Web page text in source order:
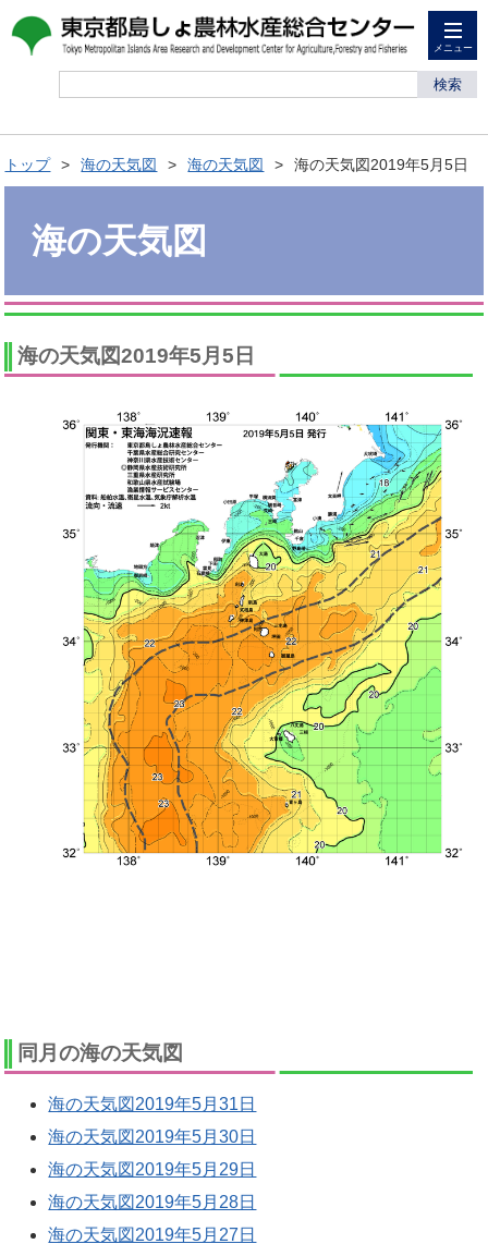
メニュー
検索
トップ 海の天気図 海の天気図 海の天気図2019年5月5日
海の天気図
海の天気図2019年5月5日
同月の海の天気図
海の天気図2019年5月31日
海の天気図2019年5月30日
海の天気図2019年5月29日
海の天気図2019年5月28日
海の天気図2019年5月27日